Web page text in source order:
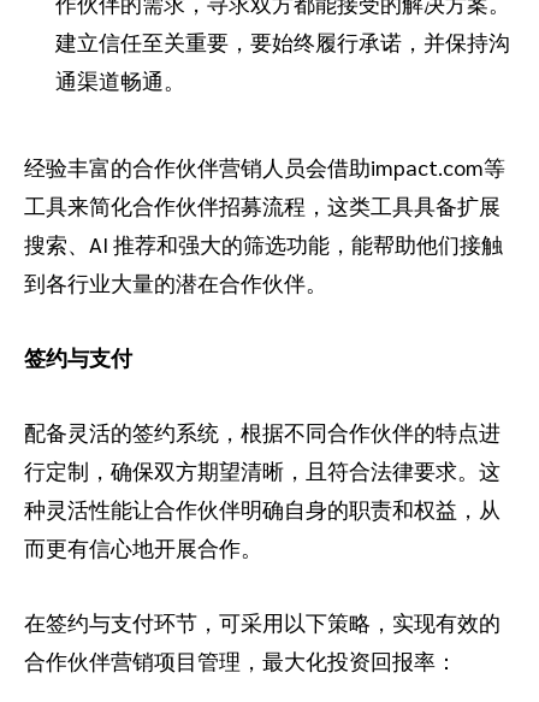
建立信任至关重要，要始终履行承诺，并保持沟
通渠道畅通。
经验丰富的合作伙伴营销人员会借助impact.com等
工具来简化合作伙伴招募流程，这类工具具备扩展
搜索、AI 推荐和强大的筛选功能，能帮助他们接触
到各行业大量的潜在合作伙伴。
签约与支付
配备灵活的签约系统，根据不同合作伙伴的特点进
行定制，确保双方期望清晰，且符合法律要求。这
种灵活性能让合作伙伴明确自身的职责和权益，从
而更有信心地开展合作。
在签约与支付环节，可采用以下策略，实现有效的
合作伙伴营销项目管理，最大化投资回报率：